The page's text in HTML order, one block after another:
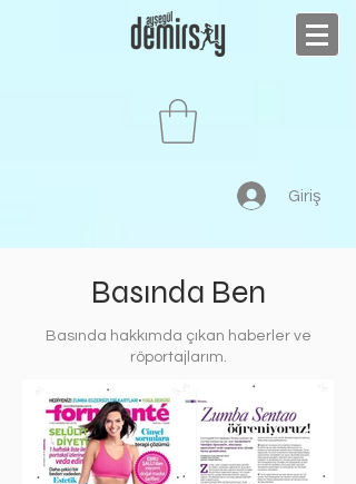
Giriş
Basında Ben
Basında hakkımda çıkan haberler ve
röportajlarım.